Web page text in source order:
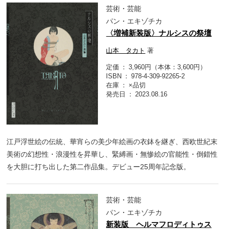
芸術・芸能
パン・エキゾチカ
〈増補新装版〉ナルシスの祭壇
山本 タカト 著
定価
3,960円（本体：3,600円）
ISBN
978-4-309-92265-2
在庫
×品切
発売日
2023.08.16
江戸浮世絵の伝統、華宵らの美少年絵画の衣鉢を継ぎ、西欧世紀末
美術の幻想性・浪漫性を昇華し、緊縛画・無惨絵の官能性・倒錯性
を大胆に打ち出した第二作品集。デビュー25周年記念版。
芸術・芸能
パン・エキゾチカ
新装版 ヘルマフロディトゥス